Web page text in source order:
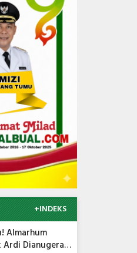
+INDEKS
Almarhum
Ardi Dianugerahi